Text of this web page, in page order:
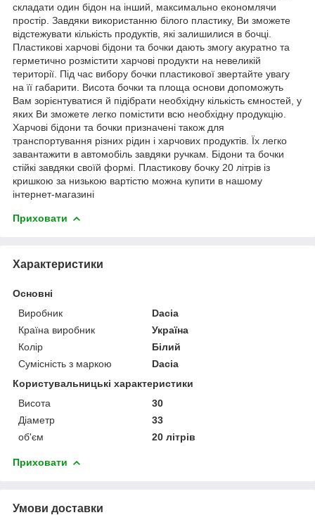
складати один бідон на інший, максимально економлячи
простір. Завдяки використанню білого пластику, Ви зможете
відстежувати кількість продуктів, які залишилися в бочці.
Пластикові харчові бідони та бочки дають змогу акуратно та
герметично розмістити харчові продукти на невеликій
території. Під час вибору бочки пластикової звертайте увагу
на її габарити. Висота бочки та площа основи допоможуть
Вам зорієнтуватися й підібрати необхідну кількість ємностей, у
яких Ви зможете легко помістити всю необхідну продукцію.
Харчові бідони та бочки призначені також для
транспортування різних рідин і харчових продуктів. Їх легко
завантажити в автомобіль завдяки ручкам. Бідони та бочки
стійкі завдяки своїй формі. Пластикову бочку 20 літрів із
кришкою за низькою вартістю можна купити в нашому
інтернет-магазині
Приховати
Характеристики
Основні
Виробник
Dacia
Країна виробник
Україна
Колір
Білий
Сумісність з маркою
Dacia
Користувальницькі характеристики
Висота
30
Діаметр
33
об'єм
20 літрів
Приховати
Умови доставки